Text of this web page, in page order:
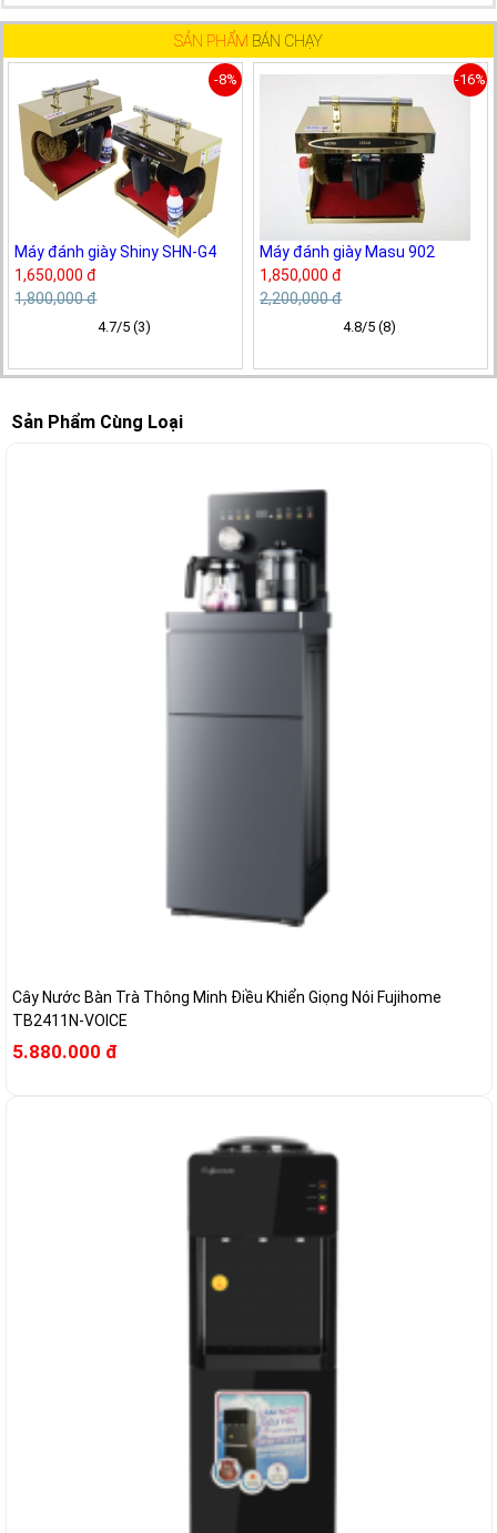
SẢN PHẨM BÁN CHẠY
-8%
Máy đánh giày Shiny SHN-G4
1,650,000 đ
1,800,000 đ
4.7/5 (3)
-16%
Máy đánh giày Masu 902
1,850,000 đ
2,200,000 đ
4.8/5 (8)
Sản Phẩm Cùng Loại
Cây Nước Bàn Trà Thông Minh Điều Khiển Giọng Nói Fujihome
TB2411N-VOICE
5.880.000 đ